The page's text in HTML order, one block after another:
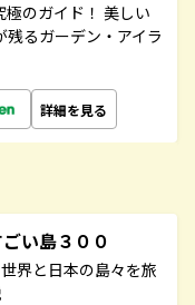
のガイド！ 美しい
るガーデン・アイラ
詳細を見る
い島３００
界と日本の島々を旅